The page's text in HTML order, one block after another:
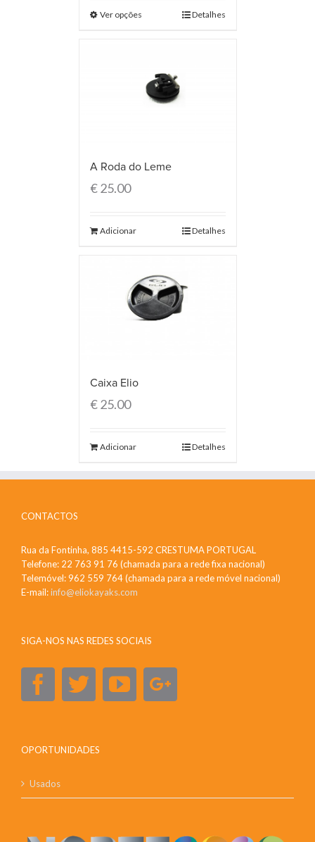
Ver opções Detalhes
A Roda do Leme
€25.00
Adicionar Detalhes
Caixa Elio
€25.00
Adicionar Detalhes
CONTACTOS
Rua da Fontinha, 885 4415-592 CRESTUMA PORTUGAL
Telefone: 22 763 91 76 (chamada para a rede fixa nacional)
Telemóvel: 962 559 764 (chamada para a rede móvel nacional)
E-mail:info@eliokayaks.com
SIGA-NOS NAS REDES SOCIAIS
OPORTUNIDADES
Usados